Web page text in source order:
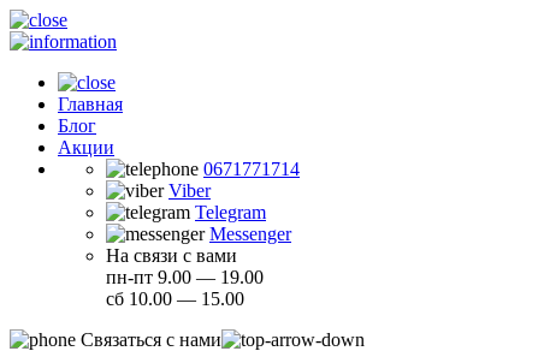
Главная
Блог
Акции
0671771714
Viber
Telegram
Messenger
На связи с вами
пн-пт 9.00 — 19.00
сб 10.00 — 15.00
Связаться с нами